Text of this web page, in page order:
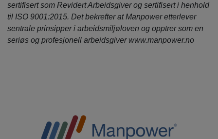
sertifisert som Revidert Arbeidsgiver og sertifisert i henhold
til ISO 9001:2015. Det bekrefter at Manpower etterlever
sentrale prinsipper i arbeidsmiljøloven og opptrer som en
seriøs og profesjonell arbeidsgiver www.manpower.no